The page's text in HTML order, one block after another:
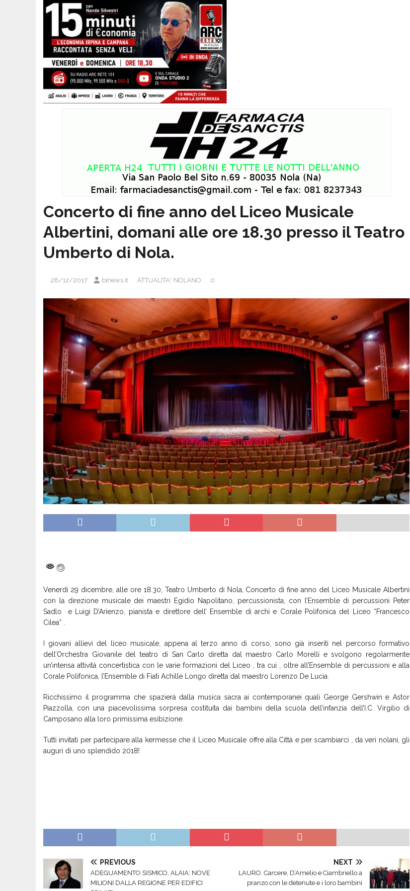
Concerto di fine anno del Liceo Musicale
Albertini, domani alle ore 18.30 presso il Teatro
Umberto di Nola.
28/12/2017 binews.it ATTUALITA' NOLANO 0
Venerdì 29 dicembre, alle ore 18.30, Teatro Umberto di Nola, Concerto di fine anno del Liceo Musicale Albertini
con la direzione musicale dei maestri Egidio Napolitano, percussionista, con l’Ensemble di percussioni Peter
Sadlo e Luigi D’Arienzo, pianista e direttore dell’ Ensemble di archi e Corale Polifonica del Liceo “Francesco
Cilea” .
I giovani allievi del liceo musicale, appena al terzo anno di corso, sono già inseriti nel percorso formativo
dell’Orchestra Giovanile del teatro di San Carlo diretta dal maestro Carlo Morelli e svolgono regolarmente
un’intensa attività concertistica con le varie formazioni del Liceo , tra cui , oltre all’Ensemble di percussioni e alla
Corale Polifonica, l’Ensemble di Fiati Achille Longo diretta dal maestro Lorenzo De Lucia.
Ricchissimo il programma che spazierà dalla musica sacra ai contemporanei quali George Gershwin e Astor
Piazzolla, con una piacevolissima sorpresa costituita dai bambini della scuola dell’infanzia dell’I.C. Virgilio di
Camposano alla loro primissima esibizione.
Tutti invitati per partecipare alla kermesse che il Liceo Musicale offre alla Città e per scambiarci , da veri nolani, gli
auguri di uno splendido 2018!
PREVIOUS
ADEGUAMENTO SISMICO, ALAIA: NOVE
MILIONI DALLA REGIONE PER EDIFICI
NEXT
LAURO. Carcere, D’Amelio e Ciambriello a
pranzo con le detenute e i loro bambini